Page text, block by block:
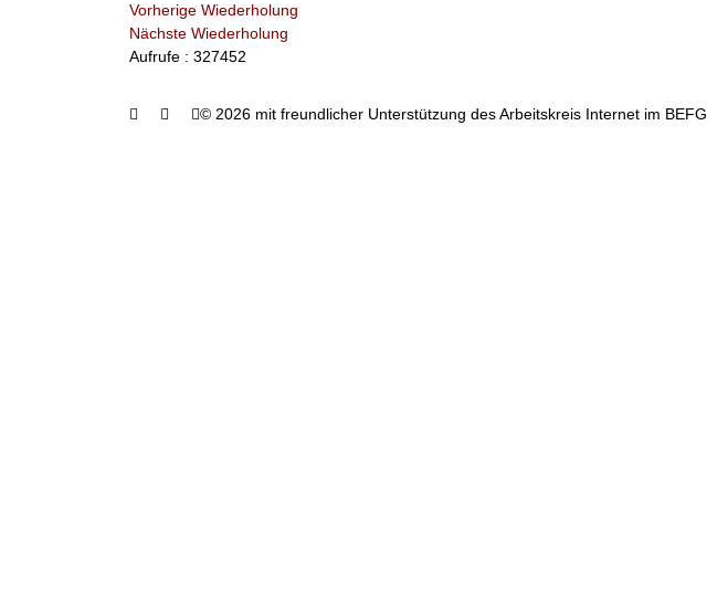
Vorherige Wiederholung
Nächste Wiederholung
Aufrufe : 327452
© 2026 mit freundlicher Unterstützung des Arbeitskreis Internet im BEFG